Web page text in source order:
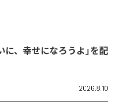
に、幸せになろうよ」を配
2026.8.10